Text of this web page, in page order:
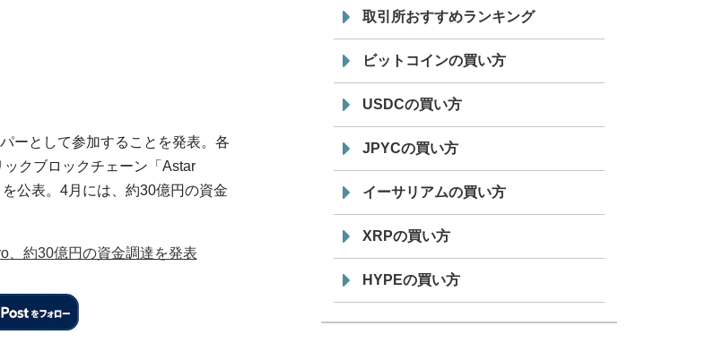
ーとして参加することを発表。各
クブロックチェーン「Astar
公表。4月には、約30億円の資金
、約30億円の資金調達を発表
19:30
てステーブルコイン「JPYSC」徹底解
説セミナーを開催
取引所おすすめランキング
ビットコインの買い方
USDCの買い方
JPYCの買い方
イーサリアムの買い方
XRPの買い方
HYPEの買い方